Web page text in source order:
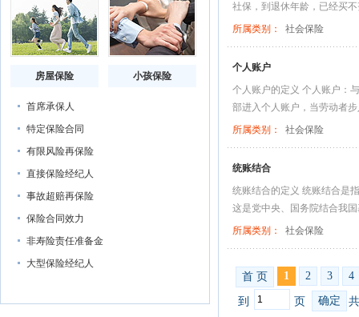
房屋保险 小孩保险
首席承保人
特定保险合同
有限风险再保险
直接保险经纪人
事故超赔再保险
保险合同效力
非寿险责任准备金
大型保险经纪人
社保，到退休年龄，已经买
所属类别：
社会保险
个人账户
个人账户的定义 个人账户：
部进入个人账户，当劳动者
所属类别：
社会保险
统账结合
统账结合的定义 统账结合是
这是党中央、国务院结合我
所属类别：
社会保险
首 页 1 2 3 4
到 页 确定